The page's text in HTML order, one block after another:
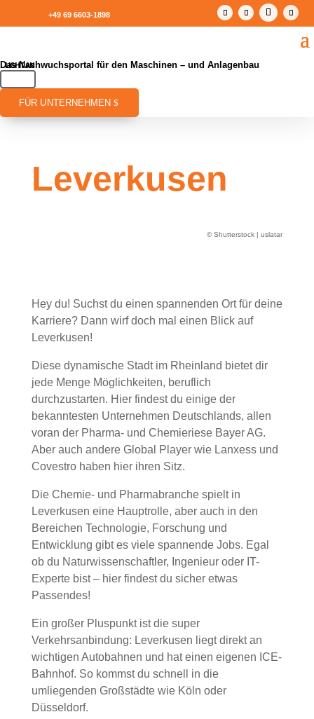
+49 69 6603-1898
Das Nachwuchsportal für den Maschinen – und Anlagenbau
FÜR UNTERNEHMEN
Leverkusen
© Shutterstock | uslatar
Hey du! Suchst du einen spannenden Ort für deine
Karriere? Dann wirf doch mal einen Blick auf
Leverkusen!
Diese dynamische Stadt im Rheinland bietet dir
jede Menge Möglichkeiten, beruflich
durchzustarten. Hier findest du einige der
bekanntesten Unternehmen Deutschlands, allen
voran der Pharma- und Chemieriese Bayer AG.
Aber auch andere Global Player wie Lanxess und
Covestro haben hier ihren Sitz.
Die Chemie- und Pharmabranche spielt in
Leverkusen eine Hauptrolle, aber auch in den
Bereichen Technologie, Forschung und
Entwicklung gibt es viele spannende Jobs. Egal
ob du Naturwissenschaftler, Ingenieur oder IT-
Experte bist – hier findest du sicher etwas
Passendes!
Ein großer Pluspunkt ist die super
Verkehrsanbindung: Leverkusen liegt direkt an
wichtigen Autobahnen und hat einen eigenen ICE-
Bahnhof. So kommst du schnell in die
umliegenden Großstädte wie Köln oder
Düsseldorf.